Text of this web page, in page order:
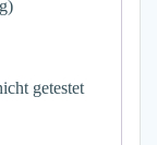
getestet